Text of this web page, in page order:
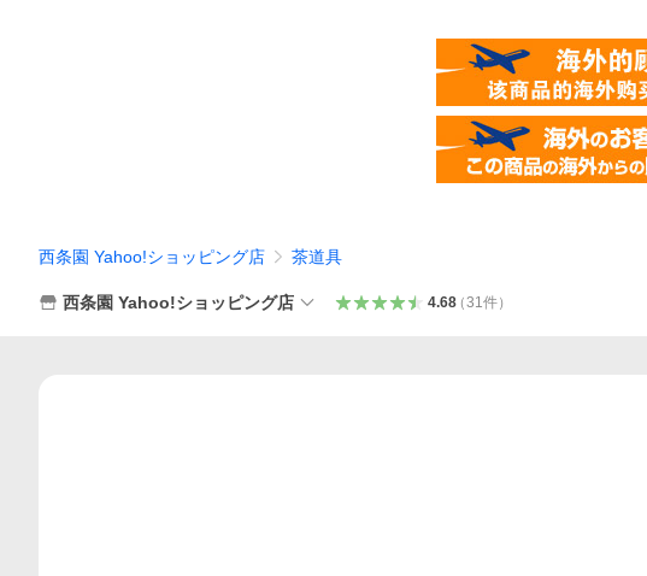
西条園 Yahoo!ショッピング店 茶道具
西条園 Yahoo!ショッピング店 4.68（31件）